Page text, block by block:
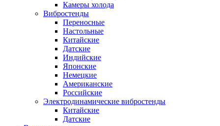
Камеры холода
Вибростенды
Переносные
Настольные
Китайские
Датские
Индийские
Японские
Немецкие
Американские
Российские
Электродинамические вибростенды
Китайские
Датские